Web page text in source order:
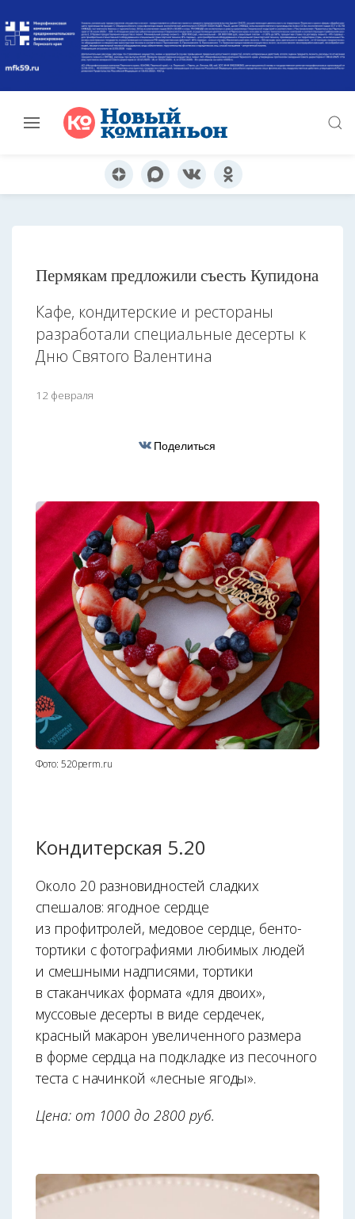
Пермякам предложили съесть Купидона
Кафе, кондитерские и рестораны
разработали специальные десерты к
Дню Святого Валентина
12 февраля
Поделиться
Фото: 520perm.ru
Кондитерская 5.20
Около 20 разновидностей сладких
спешалов: ягодное сердце
из профитролей, медовое сердце, бенто-
тортики с фотографиями любимых людей
и смешными надписями, тортики
в стаканчиках формата «для двоих»,
муссовые десерты в виде сердечек,
красный макарон увеличенного размера
в форме сердца на подкладке из песочного
теста с начинкой «лесные ягоды».
Цена: от 1000 до 2800 руб.